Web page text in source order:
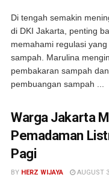
Di tengah semakin
di DKI Jakarta, penting
memahami regulasi
sampah. Marulina
pembakaran sampah
pembuangan sampah ...
Warga Jakarta
Pemadaman
Pagi
BY HERZ WIJAYA AUGUST